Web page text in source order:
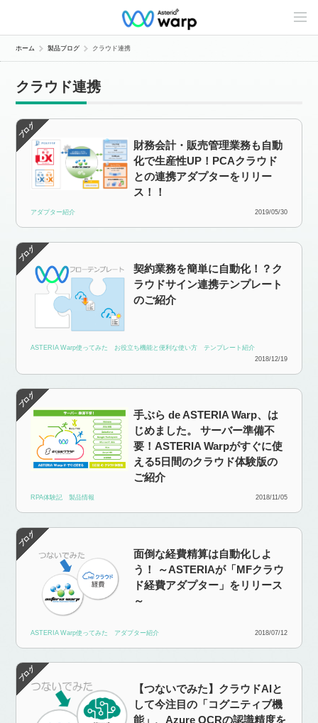
C
n
e
n
ホーム 製品ブログ クラウド連携
クラウド連携
財務会計・販売管理業務も自動
化で生産性UP！PCAクラウド
との連携アダプターをリリー
ス！！
アダプター紹介 2019/05/30
契約業務を簡単に自動化！？ク
ラウドサイン連携テンプレート
のご紹介
ASTERIA Warp使ってみた お役立ち機能と便利な使い方
テンプレート紹介
2018/12/19
手ぶら de ASTERIA Warp、は
じめました。 サーバー準備不
要！ASTERIA Warpがすぐに使
える5日間のクラウド体験版の
ご紹介
RPA体験記 製品情報 2018/11/05
面倒な経費精算は自動化しよ
う！ ～ASTERIAが「MFクラウ
ド経費アダプター」をリリース
～
ASTERIA Warp使ってみた アダプター紹介 2018/07/12
【つないでみた】クラウドAIと
して今注目の「コグニティブ機
能」、Azure OCRの認識精度を